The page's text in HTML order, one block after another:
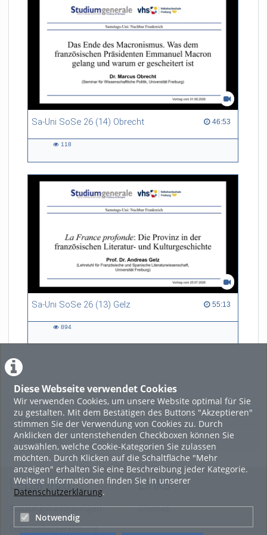
Diese Webseite verwendet Cookies
Wir verwenden Cookies, um unsere Website optimal für Sie
zu gestalten. Mit dem Bestätigen des Buttons "Akzeptieren"
stimmen Sie der Verwendung von Cookies zu. Durch
Anklicken der untenstehenden Checkboxen können Sie
auswählen, welche Cookie-Kategorien Sie zulassen
möchten. Durch Klicken auf die Schaltfläche "Mehr
anzeigen" erhalten Sie eine Beschreibung jeder Kategorie.
Weitere Informationen finden Sie in unserer
Datenschutzerklärung.
Notwendig
Sa-Uni SoSe 26 (14) Obrecht 46:53
46:53 duration
118
Sa-Uni SoSe 26 (13) Gelz 55:13
55:13 duration
894
LADE MEHR
Featured
Beliebtheit
Legal Info
Nutzungsbedingungen
Datenschutzerklärung
Links
Sitemap